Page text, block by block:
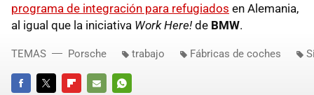
programa de integración para refugiados en Alemania,
al igual que la iniciativa Work Here! de BMW.
TEMAS Porsche trabajo Fábricas de coches